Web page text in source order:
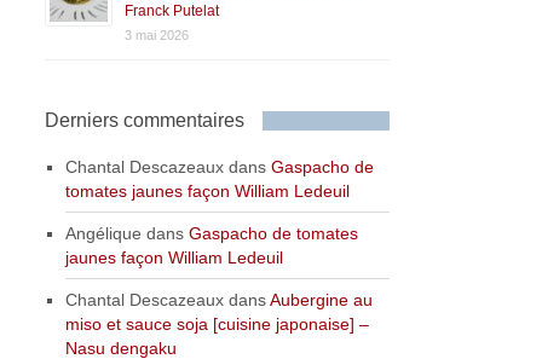
Franck Putelat
3 mai 2026
Derniers commentaires
Chantal Descazeaux dansGaspacho de
tomates jaunes façon William Ledeuil
Angélique dansGaspacho de tomates
jaunes façon William Ledeuil
Chantal Descazeaux dansAubergine au
miso et sauce soja [cuisine japonaise] –
Nasu dengaku